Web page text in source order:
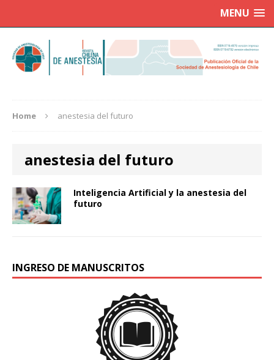
MENU
Home anestesia del futuro
anestesia del futuro
Inteligencia Artificial y la anestesia del
futuro
INGRESO DE MANUSCRITOS